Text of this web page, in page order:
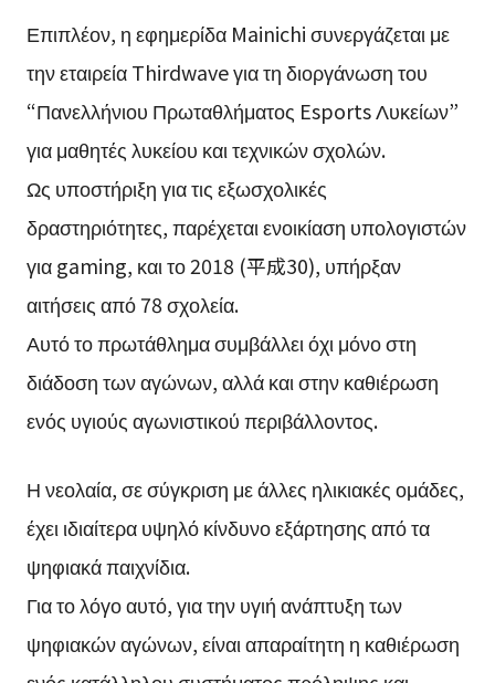
Επιπλέον, η εφημερίδα Mainichi συνεργάζεται με
την εταιρεία Thirdwave για τη διοργάνωση του
“Πανελλήνιου Πρωταθλήματος Esports Λυκείων”
για μαθητές λυκείου και τεχνικών σχολών.
Ως υποστήριξη για τις εξωσχολικές
δραστηριότητες, παρέχεται ενοικίαση υπολογιστών
για gaming, και το 2018 (平成30), υπήρξαν
αιτήσεις από 78 σχολεία.
Αυτό το πρωτάθλημα συμβάλλει όχι μόνο στη
διάδοση των αγώνων, αλλά και στην καθιέρωση
ενός υγιούς αγωνιστικού περιβάλλοντος.
Η νεολαία, σε σύγκριση με άλλες ηλικιακές ομάδες,
έχει ιδιαίτερα υψηλό κίνδυνο εξάρτησης από τα
ψηφιακά παιχνίδια.
Για το λόγο αυτό, για την υγιή ανάπτυξη των
ψηφιακών αγώνων, είναι απαραίτητη η καθιέρωση